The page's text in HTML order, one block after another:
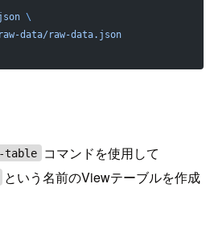
\
data/raw-data.json
table コマンドを使用して
という名前のViewテーブルを作成